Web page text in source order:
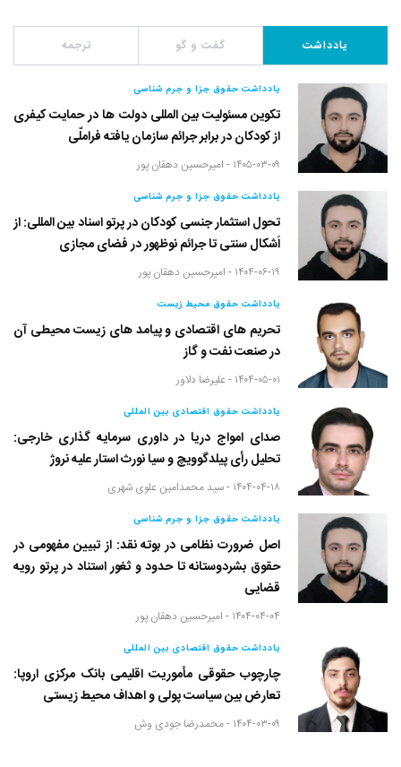
یادداشت گفت و گو ترجمه
یادداشت حقوق جزا و جرم شناسی
تکوین مسئولیت بین المللی دولت ها در حمایت کیفری
از کودکان در برابر جرائم سازمان یافته فراملّی
۱۴۰۵-۰۳-۰۹ - امیرحسین دهقان پور
یادداشت حقوق جزا و جرم شناسی
تحول استثمار جنسی کودکان در پرتو اسناد بین المللی: از
اَشکال سنتی تا جرائم نوظهور در فضای مجازی
۱۴۰۴-۰۶-۱۹ - امیرحسین دهقان پور
یادداشت حقوق محیط زیست
تحریم های اقتصادی و پیامد های زیست محیطی آن
در صنعت نفت و گاز
۱۴۰۴-۰۵-۰۱ - علیرضا دلاور
یادداشت حقوق اقتصادی بین المللی
صدای امواج دریا در داوری سرمایه گذاری خارجی:
تحلیل رأی پیلدگوویچ و سیا نورث استار علیه نروژ
۱۴۰۴-۰۴-۱۸ - سید محمدامین علوی شهری
یادداشت حقوق جزا و جرم شناسی
اصل ضرورت نظامی در بوته نقد: از تبیین مفهومی در
حقوق بشردوستانه تا حدود و ثغور استناد در پرتو رویه
قضایی
۱۴۰۴-۰۴-۰۴ - امیرحسین دهقان پور
یادداشت حقوق اقتصادی بین المللی
چارچوب حقوقی مأموریت اقلیمی بانک مرکزی اروپا:
تعارض بین سیاست پولی و اهداف محیط زیستی
۱۴۰۴-۰۳-۰۹ - محمدرضا جودی وش